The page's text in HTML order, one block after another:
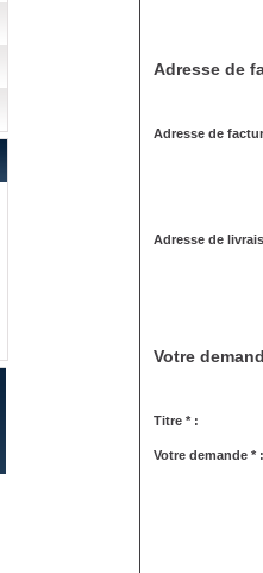
Adresse de
Adresse de
Adresse de
Votre
Titre * :
Votre demande * :